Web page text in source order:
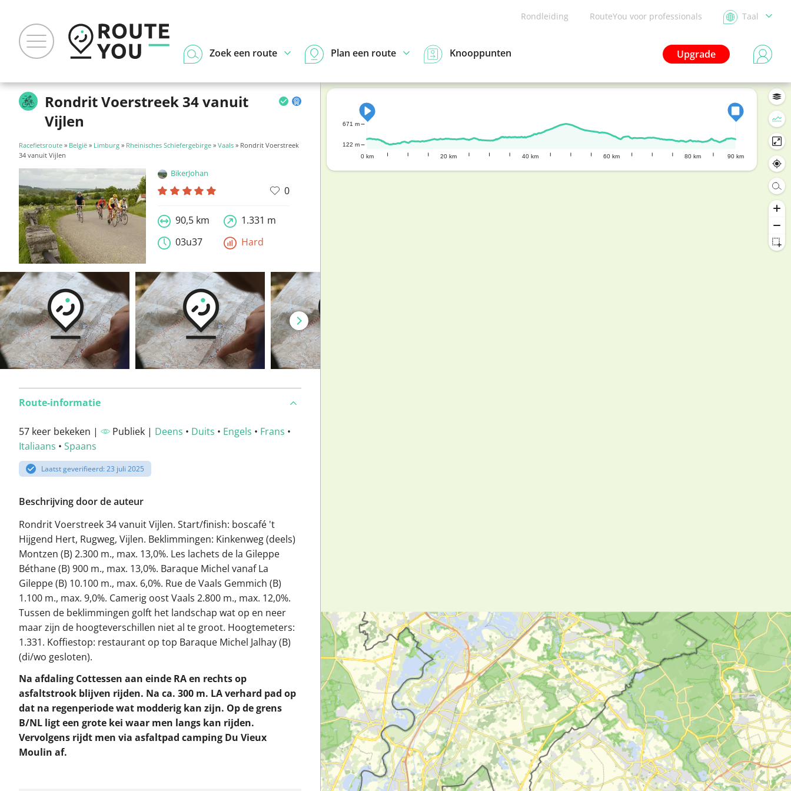
Rondleiding RouteYou voor professionals Taal
Upgrade
Zoek een route Plan een route Knooppunten
Rondrit Voerstreek 34 vanuit
Vijlen
Racefietsroute » België » Limburg » Rheinisches Schiefergebirge » Vaals » Rondrit Voerstreek
34 vanuit Vijlen
BikerJohan
0
90,5 km
1.331 m
03u37
Hard
Route-informatie
57 keer bekeken | Publiek | Deens • Duits • Engels • Frans •
Italiaans • Spaans
Laatst geverifieerd: 23 juli 2025
Beschrijving door de auteur
Rondrit Voerstreek 34 vanuit Vijlen. Start/finish: boscafé 't
Hijgend Hert, Rugweg, Vijlen. Beklimmingen: Kinkenweg (deels)
Montzen (B) 2.300 m., max. 13,0%. Les lachets de la Gileppe
Béthane (B) 900 m., max. 13,0%. Baraque Michel vanaf La
Gileppe (B) 10.100 m., max. 6,0%. Rue de Vaals Gemmich (B)
1.100 m., max. 9,0%. Camerig oost Vaals 2.800 m., max. 12,0%.
Tussen de beklimmingen golft het landschap wat op en neer
maar zijn de hoogteverschillen niet al te groot. Hoogtemeters:
1.331. Koffiestop: restaurant op top Baraque Michel Jalhay (B)
(di/wo gesloten).
Na afdaling Cottessen aan einde RA en rechts op
asfaltstrook blijven rijden. Na ca. 300 m. LA verhard pad op
dat na regenperiode wat modderig kan zijn. Op de grens
B/NL ligt een grote kei waar men langs kan rijden.
Vervolgens rijdt men via asfaltpad camping Du Vieux
Moulin af.
0 km 20 km 40 km 60 km 80 km 90 km
122 m
671 m